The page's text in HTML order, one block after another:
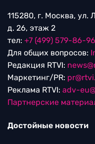
115280, г. Москва, ул.
д. 26, этаж 2
тел: +7 (499) 579-86-96
Для общих вопросов:
Редакция RTVI:
Маркетинг/PR:
Реклама RTVI: adv-
Партнерские
Достойные новости